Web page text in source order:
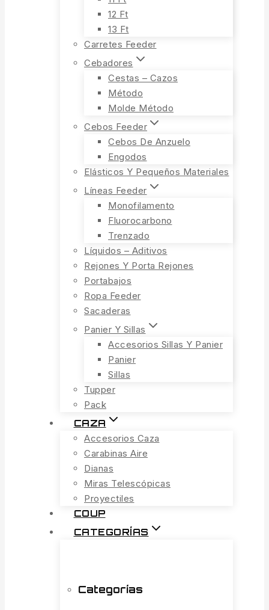
12 Ft
13 Ft
Carretes Feeder
Cebadores
Cestas – Cazos
Método
Molde Método
Cebos Feeder
Cebos De Anzuelo
Engodos
Elásticos Y Pequeños Materiales
Líneas Feeder
Monofilamento
Fluorocarbono
Trenzado
Líquidos – Aditivos
Rejones Y Porta Rejones
Portabajos
Ropa Feeder
Sacaderas
Panier Y Sillas
Accesorios Sillas Y Panier
Panier
Sillas
Tupper
Pack
CAZA
Accesorios Caza
Carabinas Aire
Dianas
Miras Telescópicas
Proyectiles
COUP
CATEGORÍAS
Categorías